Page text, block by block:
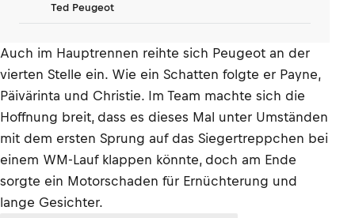
Ted Peugeot
Auch im Hauptrennen reihte sich Peugeot an der
vierten Stelle ein. Wie ein Schatten folgte er Payne,
Päivärinta und Christie. Im Team machte sich die
Hoffnung breit, dass es dieses Mal unter Umständen
mit dem ersten Sprung auf das Siegertreppchen bei
einem WM-Lauf klappen könnte, doch am Ende
sorgte ein Motorschaden für Ernüchterung und
lange Gesichter.